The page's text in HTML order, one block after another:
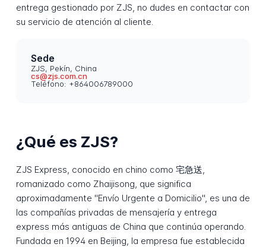
entrega gestionado por ZJS, no dudes en contactar con
su servicio de atención al cliente.
Sede
ZJS, Pekín, China
cs@zjs.com.cn
Teléfono: +864006789000
¿Qué es ZJS?
ZJS Express, conocido en chino como 宅急送,
romanizado como Zhaijisong, que significa
aproximadamente "Envío Urgente a Domicilio", es una de
las compañías privadas de mensajería y entrega
express más antiguas de China que continúa operando.
Fundada en 1994 en Beijing, la empresa fue establecida